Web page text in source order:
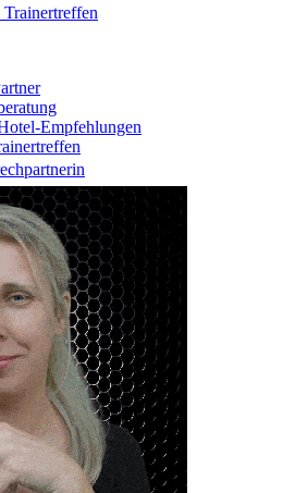
Empfehlungen